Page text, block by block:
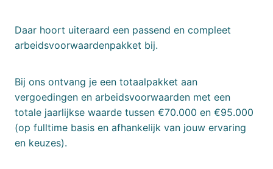
Daar hoort uiteraard een passend en compleet
arbeidsvoorwaardenpakket bij.
Bij ons ontvang je een totaalpakket aan
vergoedingen en arbeidsvoorwaarden met een
totale jaarlijkse waarde tussen €70.000 en €95.000
(op fulltime basis en afhankelijk van jouw ervaring
en keuzes).